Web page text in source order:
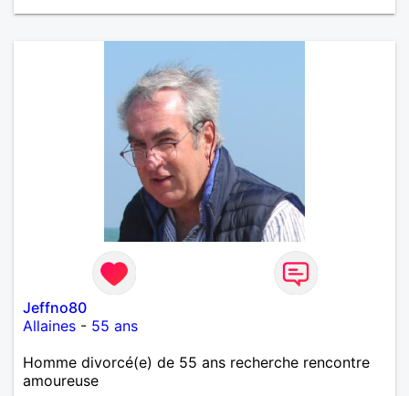
Jeffno80
Allaines - 55 ans
Homme divorcé(e) de 55 ans recherche rencontre
amoureuse